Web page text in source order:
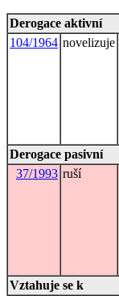
Derogace aktivní
104/1964 novelizuje
Derogace pasivní
37/1993 ruší
Vztahuje se k